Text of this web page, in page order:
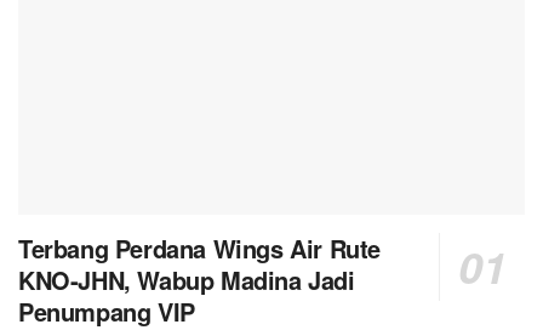
Terbang Perdana Wings Air Rute
KNO-JHN, Wabup Madina Jadi
Penumpang VIP